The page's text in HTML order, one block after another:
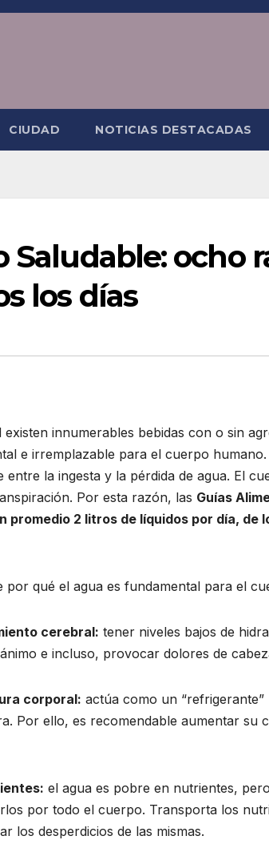
CIUDAD NOTICIAS DESTACADAS
Saludable: ocho
los días
existen innumerables bebidas con o sin
e irremplazable para el cuerpo
entre la ingesta y la pérdida de agua. El
Por esta razón, las Guías
promedio 2 litros de líquidos por día, de
por qué el agua es fundamental para el
cerebral: tener niveles bajos de
e incluso, provocar dolores de
corporal: actúa como un
Por ello, es recomendable aumentar su
el agua es pobre en nutrientes,
por todo el cuerpo. Transporta los
los desperdicios de las mismas.